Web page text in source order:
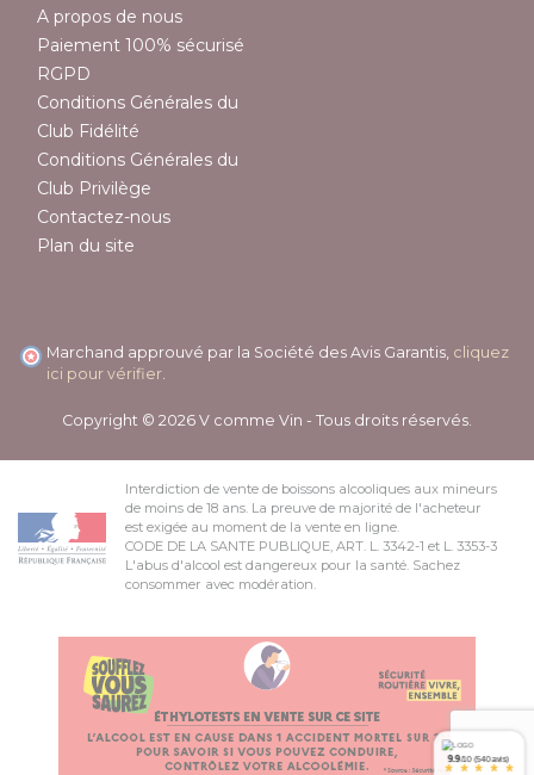
A propos de nous
Paiement 100% sécurisé
RGPD
Conditions Générales du
Club Fidélité
Conditions Générales du
Club Privilège
Contactez-nous
Plan du site
Marchand approuvé par la Société des Avis Garantis, cliquez
ici pour vérifier
Copyright © 2026 V comme Vin - Tous droits réservés.
Interdiction de vente de boissons alcooliques aux mineurs
de moins de 18 ans. La preuve de majorité de l'acheteur
est exigée au moment de la vente en ligne.
CODE DE LA SANTE PUBLIQUE, ART. L. 3342-1 et L. 3353-3
L'abus d'alcool est dangereux pour la santé. Sachez
consommer avec modération.
9.9/10 (540 avis)